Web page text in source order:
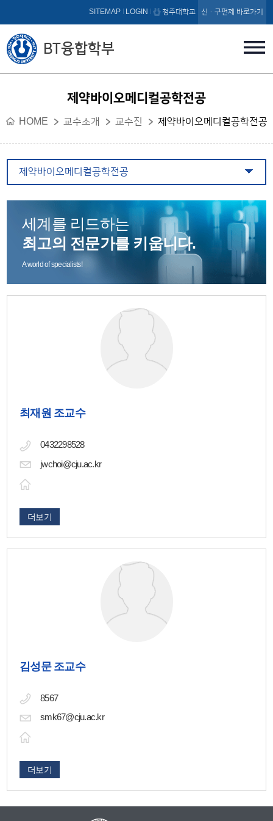
본문 바로가기
BT융합학부
SITEMAP LOGIN 청주대학교 신·구편제 바로가기
제약바이오메디컬공학전공
HOME 교수소개 교수진 제약바이오메디컬공학전공
제약바이오메디컬공학전공
세계를 리드하는
최고의 전문가를 키웁니다.
A world of specialists!
최재원 조교수
0432298528
jwchoi@cju.ac.kr
더보기
김성문 조교수
8567
smk67@cju.ac.kr
더보기